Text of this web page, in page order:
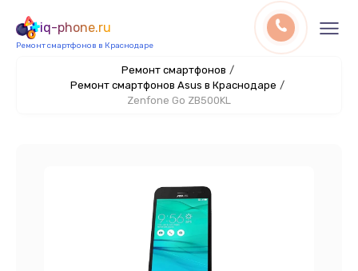
iq-phone.ru
Ремонт смартфонов в Краснодаре
Ремонт смартфонов /
Ремонт смартфонов Asus в Краснодаре /
Zenfone Go ZB500KL